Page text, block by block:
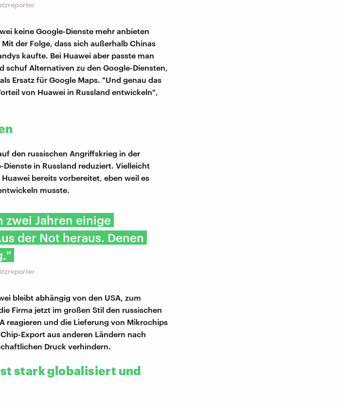
keine Google-Dienste mehr anbieten
der Folge, dass sich außerhalb Chinas
kaufte. Bei Huawei aber passte man
schuf Alternativen zu den Google-Diensten,
Ersatz für Google Maps. "Und genau das
von Huawei in Russland entwickeln",
den russischen Angriffskrieg in der
in Russland reduziert. Vielleicht
bereits vorbereitet, eben weil es
musste.
zwei Jahren einige
der Not heraus. Denen
bleibt abhängig von den USA, zum
Firma jetzt im großen Stil den russischen
reagieren und die Lieferung von Mikrochips
Export aus anderen Ländern nach
Druck verhindern.
stark globalisiert und